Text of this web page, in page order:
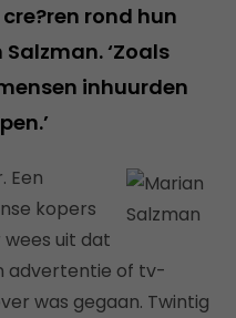
rond hun
‘Zoals
inhuurden
Een
kopers
uit dat
advertentie of tv-
was gegaan. Twintig